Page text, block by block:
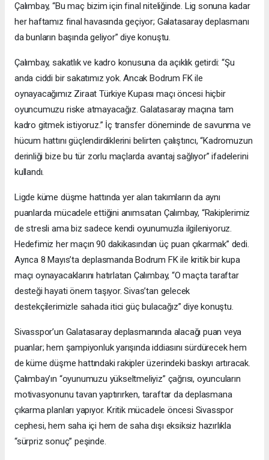
Çalımbay, “Bu maç bizim için final niteliğinde. Lig sonuna kadar
her haftamız final havasında geçiyor; Galatasaray deplasmanı
da bunların başında geliyor” diye konuştu.
Çalımbay, sakatlık ve kadro konusuna da açıklık getirdi: “Şu
anda ciddi bir sakatımız yok. Ancak Bodrum FK ile
oynayacağımız Ziraat Türkiye Kupası maçı öncesi hiçbir
oyuncumuzu riske atmayacağız. Galatasaray maçına tam
kadro gitmek istiyoruz.” İç transfer döneminde de savunma ve
hücum hattını güçlendirdiklerini belirten çalıştırıcı, “Kadromuzun
derinliği bize bu tür zorlu maçlarda avantaj sağlıyor” ifadelerini
kullandı.
Ligde küme düşme hattında yer alan takımların da aynı
puanlarda mücadele ettiğini anımsatan Çalımbay, “Rakiplerimiz
de stresli ama biz sadece kendi oyunumuzla ilgileniyoruz.
Hedefimiz her maçın 90 dakikasından üç puan çıkarmak” dedi.
Ayrıca 8 Mayıs’ta deplasmanda Bodrum FK ile kritik bir kupa
maçı oynayacaklarını hatırlatan Çalımbay, “O maçta taraftar
desteği hayati önem taşıyor. Sivas’tan gelecek
destekçilerimizle sahada itici güç bulacağız” diye konuştu.
Sivasspor’un Galatasaray deplasmanında alacağı puan veya
puanlar; hem şampiyonluk yarışında iddiasını sürdürecek hem
de küme düşme hattındaki rakipler üzerindeki baskıyı artıracak.
Çalımbay’ın “oyunumuzu yükseltmeliyiz” çağrısı, oyuncuların
motivasyonunu tavan yaptırırken, taraftar da deplasmana
çıkarma planları yapıyor. Kritik mücadele öncesi Sivasspor
cephesi, hem saha içi hem de saha dışı eksiksiz hazırlıkla
“sürpriz sonuç” peşinde.